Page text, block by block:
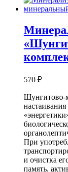
570 ₽
Шунгитово-
При
и очистка
память,